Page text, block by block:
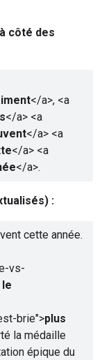
côté des
</a>, <a
</a> <a
</a> <a
</a> <a
</a>.
:
cette année.
vs-
brie">plus
la médaille
épique du